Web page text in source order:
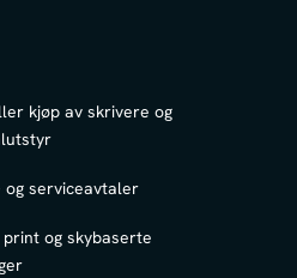
kjøp av skrivere og
og serviceavtaler
print og skybaserte